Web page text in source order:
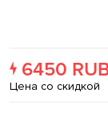
6450
Цена со скидкой